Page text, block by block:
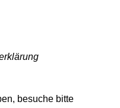
besuche bitte